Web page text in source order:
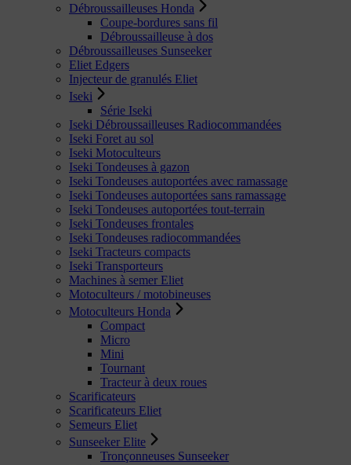
Débroussailleuses Honda
Coupe-bordures sans fil
Débroussailleuse à dos
Débroussailleuses Sunseeker
Eliet Edgers
Injecteur de granulés Eliet
Iseki
Série Iseki
Iseki Débroussailleuses Radiocommandées
Iseki Foret au sol
Iseki Motoculteurs
Iseki Tondeuses à gazon
Iseki Tondeuses autoportées avec ramassage
Iseki Tondeuses autoportées sans ramassage
Iseki Tondeuses autoportées tout-terrain
Iseki Tondeuses frontales
Iseki Tondeuses radiocommandées
Iseki Tracteurs compacts
Iseki Transporteurs
Machines à semer Eliet
Motoculteurs / motobineuses
Motoculteurs Honda
Compact
Micro
Mini
Tournant
Tracteur à deux roues
Scarificateurs
Scarificateurs Eliet
Semeurs Eliet
Sunseeker Elite
Tronçonneuses Sunseeker